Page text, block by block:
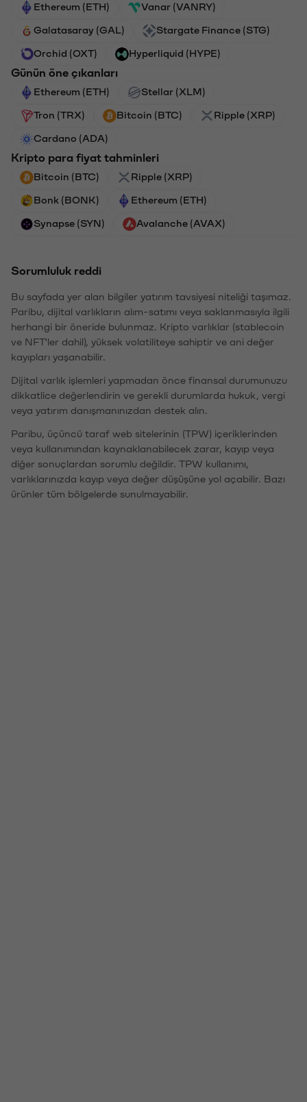
Ethereum (ETH) Vanar (VANRY)
Galatasaray (GAL) Stargate Finance (STG)
Orchid (OXT) Hyperliquid (HYPE)
Günün öne çıkanları
Ethereum (ETH) Stellar (XLM)
Tron (TRX) Bitcoin (BTC) Ripple (XRP)
Cardano (ADA)
Kripto para fiyat tahminleri
Bitcoin (BTC) Ripple (XRP)
Bonk (BONK) Ethereum (ETH)
Synapse (SYN) Avalanche (AVAX)
Sorumluluk reddi
Bu sayfada yer alan bilgiler yatırım tavsiyesi niteliği taşımaz.
Paribu, dijital varlıkların alım-satımı veya saklanmasıyla ilgili
herhangi bir öneride bulunmaz. Kripto varlıklar (stablecoin
ve NFT'ler dahil), yüksek volatiliteye sahiptir ve ani değer
kayıpları yaşanabilir.
Dijital varlık işlemleri yapmadan önce finansal durumunuzu
dikkatlice değerlendirin ve gerekli durumlarda hukuk, vergi
veya yatırım danışmanınızdan destek alın.
Paribu, üçüncü taraf web sitelerinin (TPW) içeriklerinden
veya kullanımından kaynaklanabilecek zarar, kayıp veya
diğer sonuçlardan sorumlu değildir. TPW kullanımı,
varlıklarınızda kayıp veya değer düşüşüne yol açabilir. Bazı
ürünler tüm bölgelerde sunulmayabilir.